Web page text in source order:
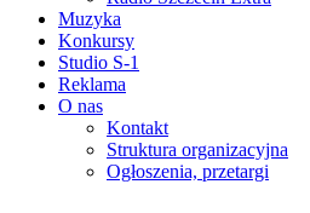
Muzyka
Konkursy
Studio S-1
Reklama
O nas
Kontakt
Struktura organizacyjna
Ogłoszenia, przetargi